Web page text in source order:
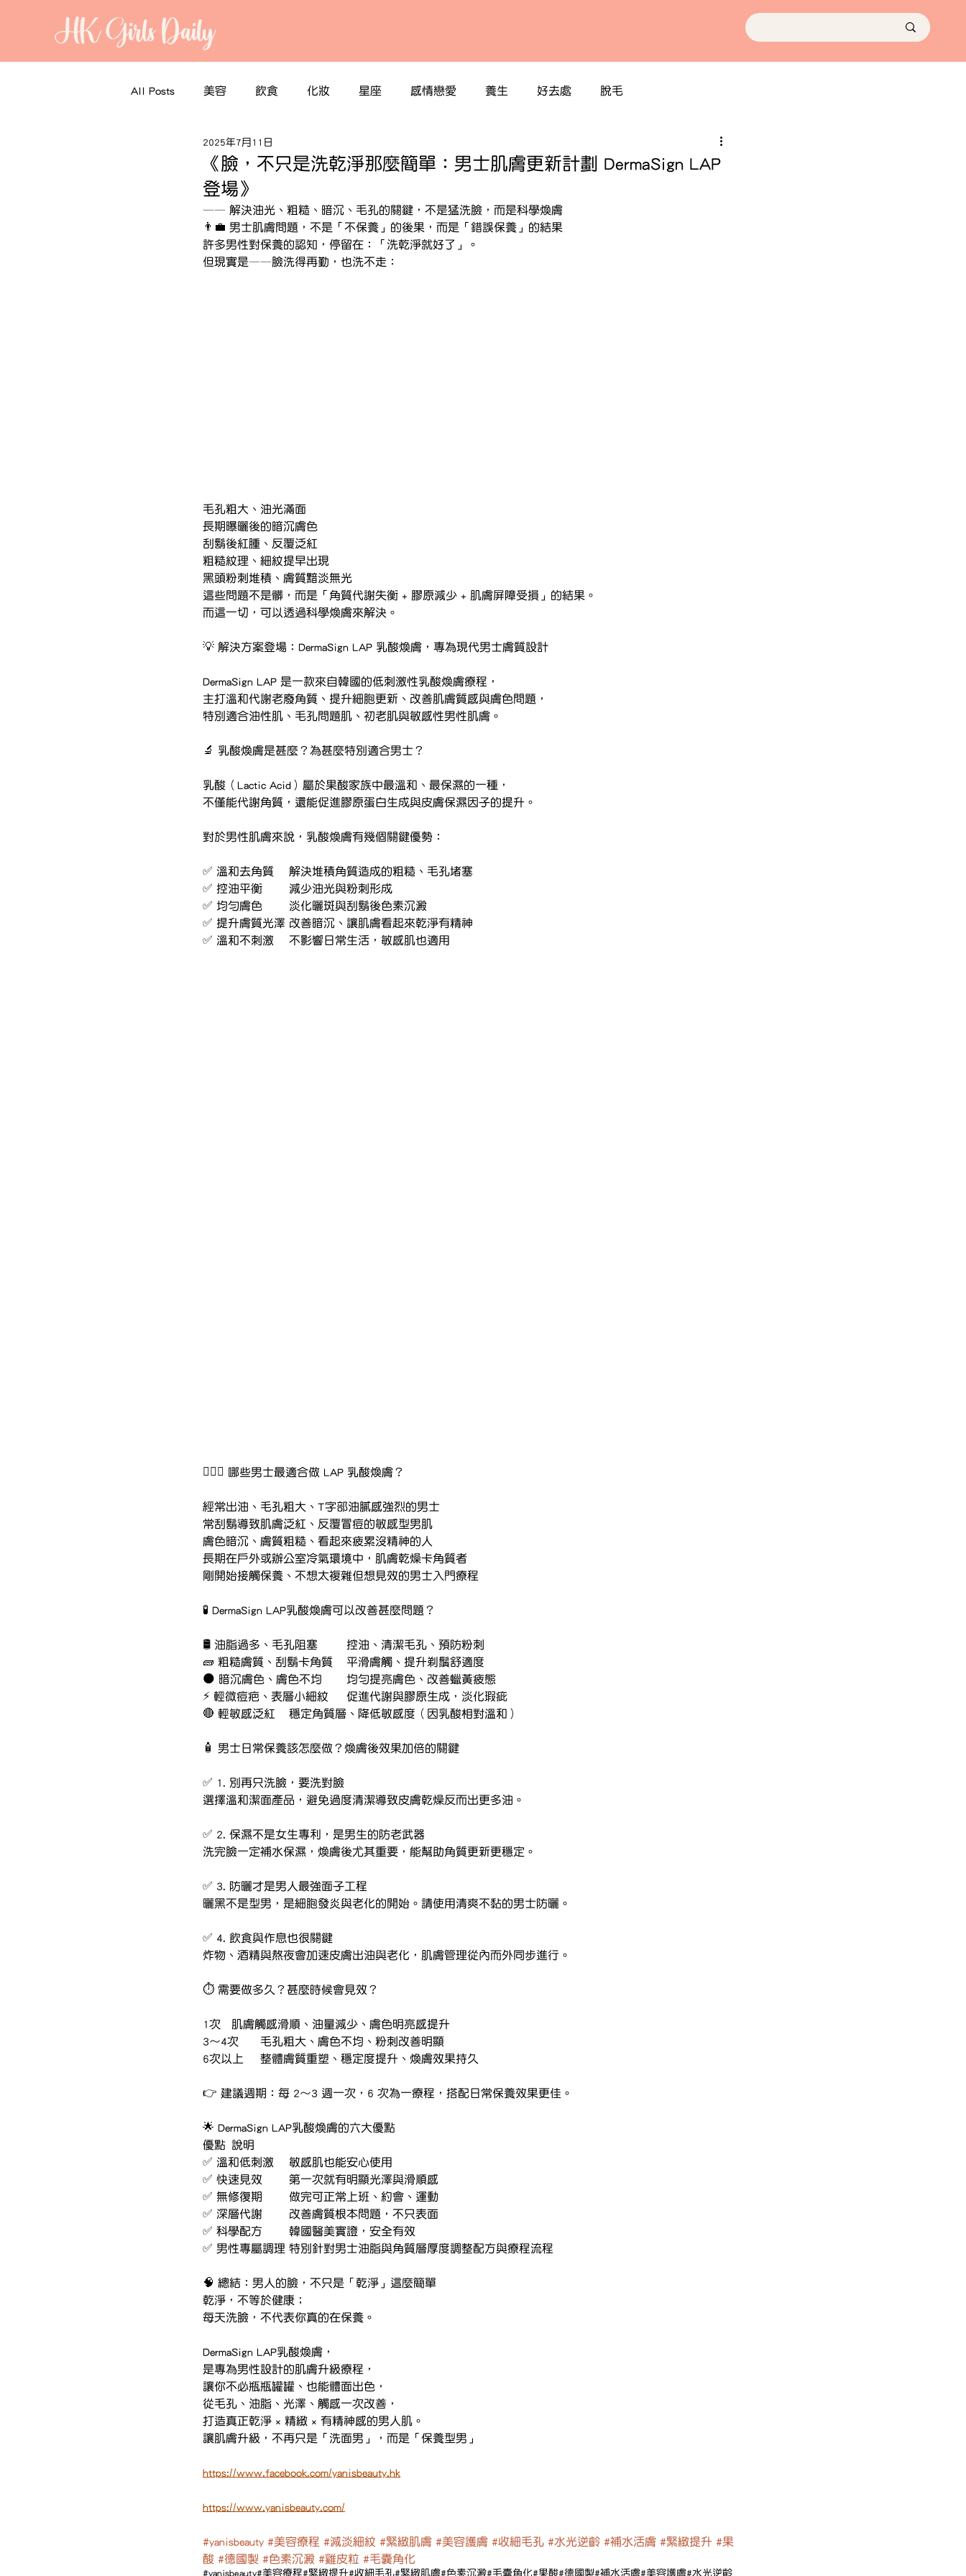
HK Girls Daily
All Posts 美容 飲食 化妝 星座 感情戀愛 養生 好去處 脫毛
《臉，不只是洗乾淨那麼簡單：男士肌膚更新計劃 DermaSign LAP
登場》
2025年7月11日
—— 解決油光、粗糙、暗沉、毛孔的關鍵，不是猛洗臉，而是科學煥膚
👨‍💼 男士肌膚問題，不是「不保養」的後果，而是「錯誤保養」的結果
許多男性對保養的認知，停留在：「洗乾淨就好了」。
但現實是——臉洗得再勤，也洗不走：
毛孔粗大、油光滿面
長期曝曬後的暗沉膚色
刮鬍後紅腫、反覆泛紅
粗糙紋理、細紋提早出現
黑頭粉刺堆積、膚質黯淡無光
這些問題不是髒，而是「角質代謝失衡 + 膠原減少 + 肌膚屏障受損」的結果。
而這一切，可以透過科學煥膚來解決。
💡 解決方案登場：DermaSign LAP 乳酸煥膚，專為現代男士膚質設計
DermaSign LAP 是一款來自韓國的低刺激性乳酸煥膚療程，
主打溫和代謝老廢角質、提升細胞更新、改善肌膚質感與膚色問題，
特別適合油性肌、毛孔問題肌、初老肌與敏感性男性肌膚。
🔬 乳酸煥膚是甚麼？為甚麼特別適合男士？
乳酸（Lactic Acid）屬於果酸家族中最溫和、最保濕的一種，
不僅能代謝角質，還能促進膠原蛋白生成與皮膚保濕因子的提升。
對於男性肌膚來說，乳酸煥膚有幾個關鍵優勢：
✅ 溫和去角質	解決堆積角質造成的粗糙、毛孔堵塞
✅ 控油平衡	減少油光與粉刺形成
✅ 均勻膚色	淡化曬斑與刮鬍後色素沉澱
✅ 提升膚質光澤	改善暗沉、讓肌膚看起來乾淨有精神
✅ 溫和不刺激	不影響日常生活，敏感肌也適用
🧔🏻‍♂️ 哪些男士最適合做 LAP 乳酸煥膚？
經常出油、毛孔粗大、T字部油膩感強烈的男士
常刮鬍導致肌膚泛紅、反覆冒痘的敏感型男肌
膚色暗沉、膚質粗糙、看起來疲累沒精神的人
長期在戶外或辦公室冷氣環境中，肌膚乾燥卡角質者
剛開始接觸保養、不想太複雜但想見效的男士入門療程
🧪 DermaSign LAP乳酸煥膚可以改善甚麼問題？
🛢️ 油脂過多、毛孔阻塞	控油、清潔毛孔、預防粉刺
🧱 粗糙膚質、刮鬍卡角質	平滑膚觸、提升剃鬚舒適度
🌑 暗沉膚色、膚色不均	均勻提亮膚色、改善蠟黃疲態
⚡ 輕微痘疤、表層小細紋	促進代謝與膠原生成，淡化瑕疵
🔴 輕敏感泛紅	穩定角質層、降低敏感度（因乳酸相對溫和）
🧴 男士日常保養該怎麼做？煥膚後效果加倍的關鍵
✅ 1. 別再只洗臉，要洗對臉
選擇溫和潔面產品，避免過度清潔導致皮膚乾燥反而出更多油。
✅ 2. 保濕不是女生專利，是男生的防老武器
洗完臉一定補水保濕，煥膚後尤其重要，能幫助角質更新更穩定。
✅ 3. 防曬才是男人最強面子工程
曬黑不是型男，是細胞發炎與老化的開始。請使用清爽不黏的男士防曬。
✅ 4. 飲食與作息也很關鍵
炸物、酒精與熬夜會加速皮膚出油與老化，肌膚管理從內而外同步進行。
⏱️ 需要做多久？甚麼時候會見效？
1次	肌膚觸感滑順、油量減少、膚色明亮感提升
3～4次	毛孔粗大、膚色不均、粉刺改善明顯
6次以上	整體膚質重塑、穩定度提升、煥膚效果持久
👉 建議週期：每 2～3 週一次，6 次為一療程，搭配日常保養效果更佳。
🌟 DermaSign LAP乳酸煥膚的六大優點
優點	說明
✅ 溫和低刺激	敏感肌也能安心使用
✅ 快速見效	第一次就有明顯光澤與滑順感
✅ 無修復期	做完可正常上班、約會、運動
✅ 深層代謝	改善膚質根本問題，不只表面
✅ 科學配方	韓國醫美實證，安全有效
✅ 男性專屬調理	特別針對男士油脂與角質層厚度調整配方與療程流程
🧠 總結：男人的臉，不只是「乾淨」這麼簡單
乾淨，不等於健康；
每天洗臉，不代表你真的在保養。
DermaSign LAP乳酸煥膚，
是專為男性設計的肌膚升級療程，
讓你不必瓶瓶罐罐、也能體面出色，
從毛孔、油脂、光澤、觸感一次改善，
打造真正乾淨 × 精緻 × 有精神感的男人肌。
讓肌膚升級，不再只是「洗面男」，而是「保養型男」
https://www.facebook.com/yanisbeauty.hk
https://www.yanisbeauty.com/
#yanisbeauty #美容療程 #減淡細紋 #緊緻肌膚 #美容護膚 #收細毛孔 #水光逆齡 #補水活膚 #緊緻提升 #果
酸 #德國製 #色素沉澱 #雞皮粒 #毛囊角化
#yanisbeauty#美容療程#緊緻提升#收細毛孔#緊緻肌膚#色素沉澱#毛囊角化#果酸#德國製#補水活膚#美容護膚#水光逆齡